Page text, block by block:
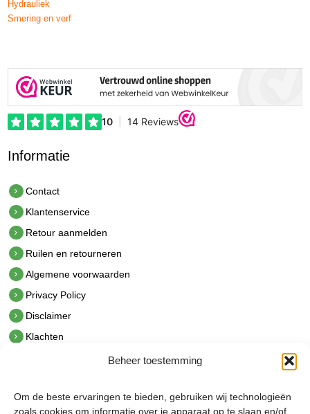
Beheer toestemming
Om de beste ervaringen te bieden, gebruiken wij technologieën
zoals cookies om informatie over je apparaat op te slaan en/of
Hydrauliek
Smering en verf
Informatie
Contact
Klantenservice
Retour aanmelden
Ruilen en retourneren
Algemene voorwaarden
Privacy Policy
Disclaimer
Klachten
hetindustriehuis B.V.
De Hoek 1 1601 MR Enkhuizen